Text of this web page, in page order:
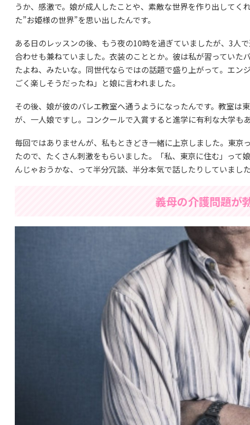
うか、感激で。娘が成人したことや、素敵な世界を作り出して
た”お姫様の世界”を思い出したんです。
ある日のレッスンの後、もう夜の10時を過ぎていましたが、3人
合わせも兼ねていました。衣装のこととか。彼は私が習ってい
たよね、みたいな。同世代ならではの話題で盛り上がって。エ
ごく楽しそうだったね」と娘に言われました。
その後、娘が彼のバレエ教室へ通うようになったんです。教室
が、一人娘ですし。コンクールで入賞すると進学に有利な大学も
毎回ではありませんが、私もときどき一緒に上京しました。東
たので、たくさん刺激をもらいました。「私、東京に住む」っ
んじゃおうかな、って半分冗談、半分本気で話したりしていました
義母の介護問題が